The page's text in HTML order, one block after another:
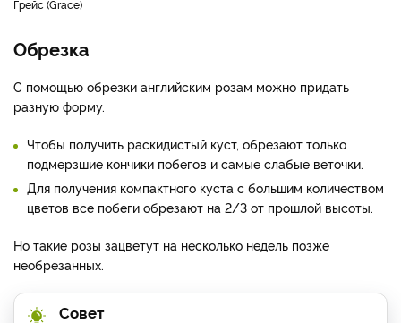
Грейс (Grace)
Обрезка
С помощью обрезки английским розам можно придать
разную форму.
Чтобы получить раскидистый куст, обрезают только
подмерзшие кончики побегов и самые слабые веточки.
Для получения компактного куста с большим количеством
цветов все побеги обрезают на 2/3 от прошлой высоты.
Но такие розы зацветут на несколько недель позже
необрезанных.
Совет